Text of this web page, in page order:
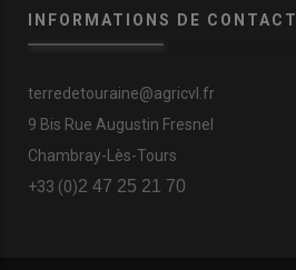
INFORMATIONS DE CONTACT
terredetouraine@agricvl.fr
9 Bis Rue Augustin Fresnel
Chambray-Lès-Tours
+33 (0)2 47 25 21 70